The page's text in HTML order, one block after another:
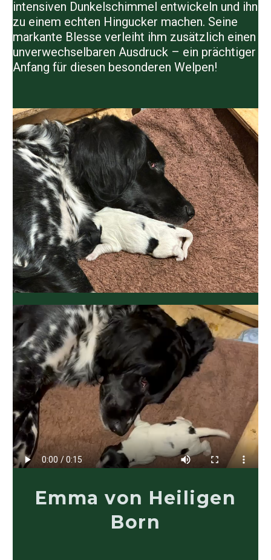
intensiven Dunkelschimmel entwickeln und ihn
zu einem echten Hingucker machen. Seine
markante Blesse verleiht ihm zusätzlich einen
unverwechselbaren Ausdruck – ein prächtiger
Anfang für diesen besonderen Welpen!
Emma von Heiligen
Born